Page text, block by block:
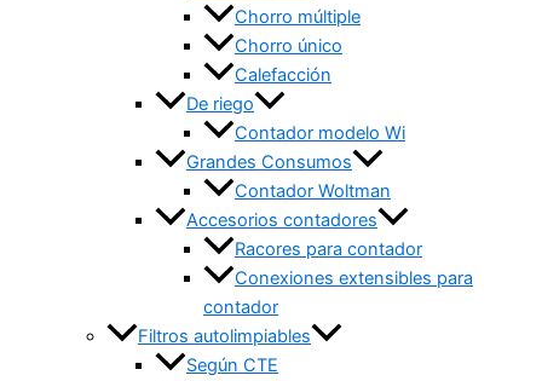
Chorro múltiple
Chorro único
Calefacción
De riego
Contador modelo Wi
Grandes Consumos
Contador Woltman
Accesorios contadores
Racores para contador
Conexiones extensibles para
contador
Filtros autolimpiables
Según CTE